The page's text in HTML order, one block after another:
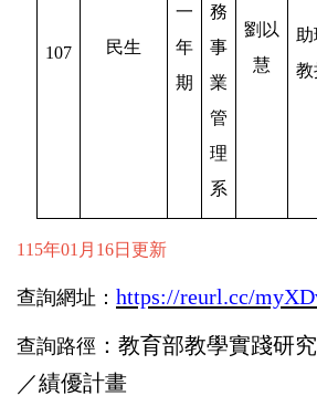
107 民生
一
年
期
務
事
業
管
理
系
劉以
慧
教
115年01月16日更新
查詢網址： https://reurl.cc/
查詢路徑 ：教育部教學實踐研
／績優計畫